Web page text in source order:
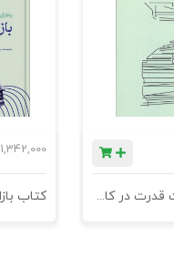
کتاب مدیریت قدرت در کاروکسب
1,342,000